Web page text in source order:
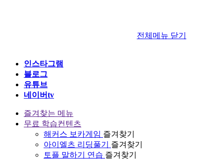
전체메뉴 닫기
인스타그램
블로그
유튜브
네이버tv
즐겨찾는 메뉴
무료 학습컨텐츠
해커스 보카게임 즐겨찾기
아이엘츠 리딩풀기
즐겨찾기
토플 말하기 연습 즐겨찾기